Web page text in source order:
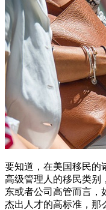
要知道，在美国移民的
高级管理人的移民类别
东或者公司高管而言，
杰出人才的高标准，那